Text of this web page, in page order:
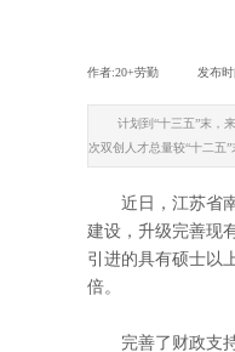
作者:20+劳勤 发布
计划到“十三五”末，
次双创人才总量较“十二五”
近日，江苏省南
建设，升级完善现
引进的具有硕士以
倍。
完善了财政支持